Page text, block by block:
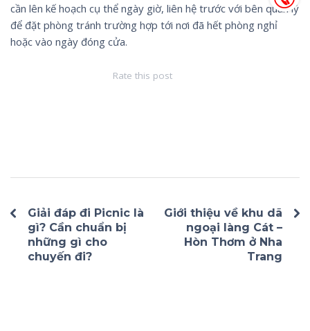
cần lên kế hoạch cụ thể ngày giờ, liên hệ trước với bên quản lý
để đặt phòng tránh trường hợp tới nơi đã hết phòng nghỉ
hoặc vào ngày đóng cửa.
Rate this post
Giải đáp đi Picnic là
gì? Cần chuẩn bị
những gì cho
chuyến đi?
Giới thiệu về khu dã
ngoại làng Cát –
Hòn Thơm ở Nha
Trang